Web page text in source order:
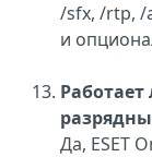
/sfx, /rtp, /
и
Работает
Да, ESET